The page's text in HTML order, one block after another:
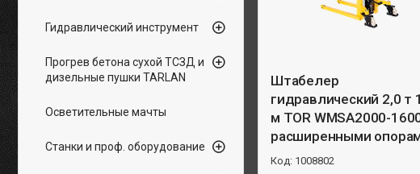
Штабелер
гидравлический 2,0 т
м TOR WMSA2000-
расширенными
1008802
Гидравлический инструмент
Прогрев бетона сухой ТСЗД и
дизельные пушки TARLAN
Осветительные мачты
Станки и проф. оборудование